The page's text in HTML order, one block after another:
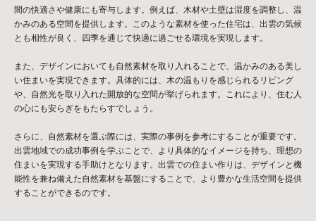
間の快適さや健康にも寄与します。例えば、木材や土壁は湿度を調整し、温
かみのある空間を提供します。このような素材を使った住宅は、出雲の気候
とも相性が良く、四季を通じて快適に過ごせる環境を実現します。
また、デザインにおいても自然素材を取り入れることで、温かみのある美し
い住まいを実現できます。具体的には、木の温もりを感じられるリビング
や、自然光を取り入れた開放的な空間が挙げられます。これにより、住む人
の心にも安らぎをもたらすでしょう。
さらに、自然素材を選ぶ際には、実際の事例を参考にすることが重要です。
出雲地域での成功事例を学ぶことで、より具体的なイメージを持ち、理想の
住まいを実現する手助けとなります。出雲での住まい作りは、デザインと機
能性を兼ね備えた自然素材を基盤にすることで、より豊かな生活空間を提供
することができるのです。